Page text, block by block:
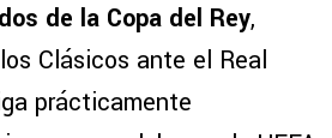
de la Copa del Rey,
Clásicos ante el Real
prácticamente